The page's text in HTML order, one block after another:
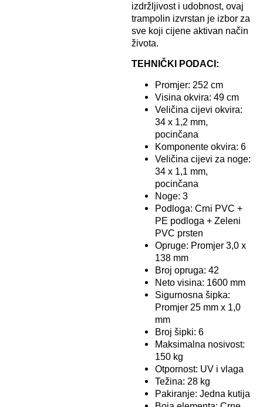
izdržljivost i udobnost, ovaj
trampolin izvrstan je izbor za
sve koji cijene aktivan način
života.
TEHNIČKI PODACI:
Promjer: 252 cm
Visina okvira: 49 cm
Veličina cijevi okvira:
34 x 1,2 mm,
pocinčana
Komponente okvira: 6
Veličina cijevi za noge:
34 x 1,1 mm,
pocinčana
Noge: 3
Podloga: Crni PVC +
PE podloga + Zeleni
PVC prsten
Opruge: Promjer 3,0 x
138 mm
Broj opruga: 42
Neto visina: 1600 mm
Sigurnosna šipka:
Promjer 25 mm x 1,0
mm
Broj šipki: 6
Maksimalna nosivost:
150 kg
Otpornost: UV i vlaga
Težina: 28 kg
Pakiranje: Jedna kutija